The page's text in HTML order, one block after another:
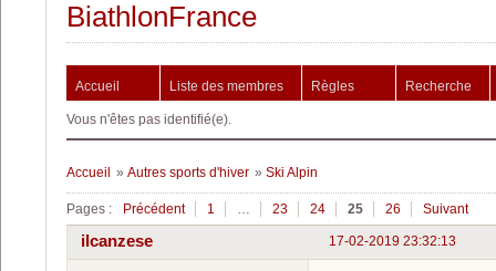
BiathlonFrance
Accueil Liste des membres Règles Recherche
Vous n'êtes pas identifié(e).
Accueil » Autres sports d'hiver » Ski Alpin
Pages : Précédent 1 … 23 24 25 26 Suivant
17-02-2019 23:32:13
ilcanzese